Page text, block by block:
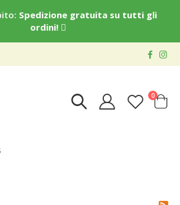
Spedizione gratuita su tutti gli
ordini!
Cart
0elementi